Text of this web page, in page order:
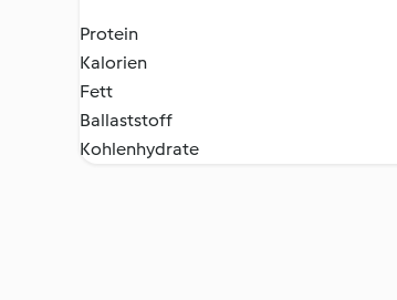
Protein
Kalorien
Fett
Ballaststoff
Kohlenhydrate